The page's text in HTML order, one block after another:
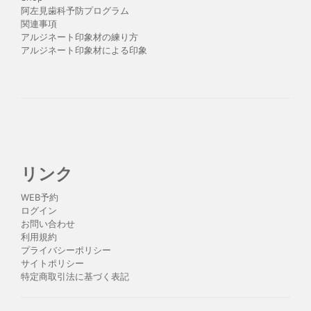
阿左見歯科予防プログラム
関連事項
アルジネート印象材の練り方
アルジネート印象材による印象
リンク
WEB予約
ログイン
お問い合わせ
利用規約
プライバシーポリシー
サイトポリシー
特定商取引法に基づく表記